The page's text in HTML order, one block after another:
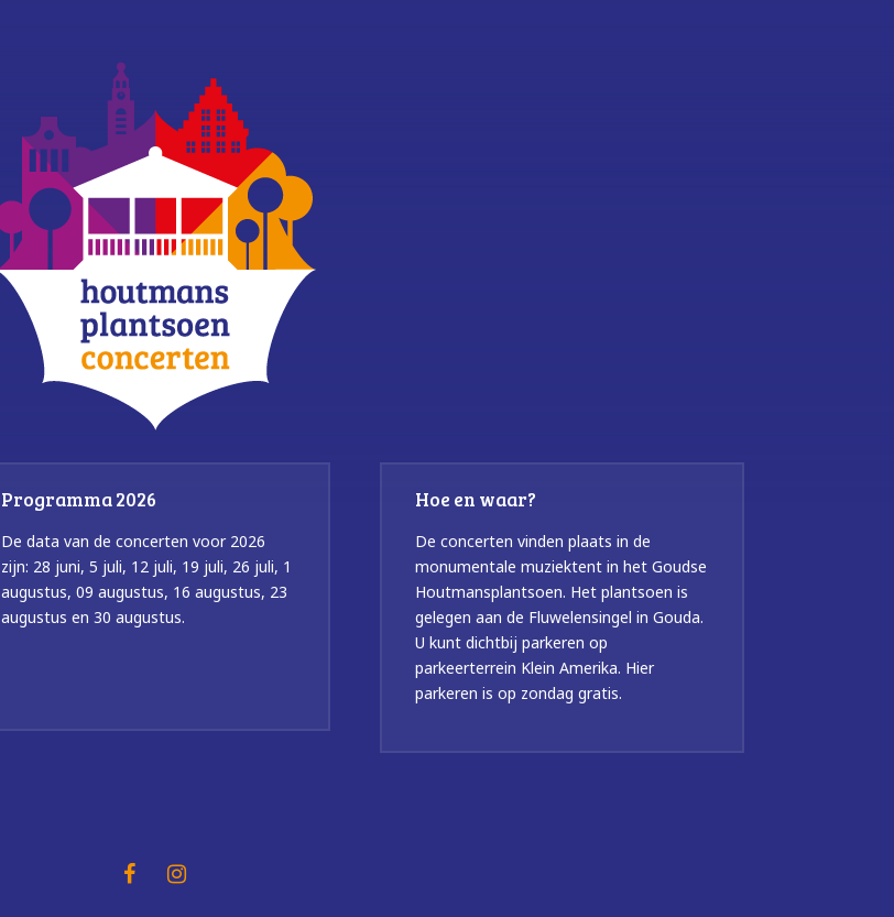
Programma 2026
De data van de concerten voor 2026
zijn: 28 juni, 5 juli, 12 juli, 19 juli, 26 juli, 1
augustus, 09 augustus, 16 augustus, 23
augustus en 30 augustus.
Hoe en waar?
De concerten vinden plaats in de
monumentale muziektent in het Goudse
Houtmansplantsoen. Het plantsoen is
gelegen aan de Fluwelensingel in Gouda.
U kunt dichtbij parkeren op
parkeerterrein Klein Amerika. Hier
parkeren is op zondag gratis.